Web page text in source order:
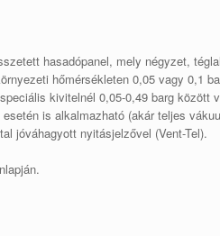
hasadópanel, mely négyzet,
hőmérsékleten 0,05 vagy 0,1
kivitelnél 0,05-0,49 barg között
is alkalmazható (akár teljes
jóváhagyott nyitásjelzővel (Vent-Tel).